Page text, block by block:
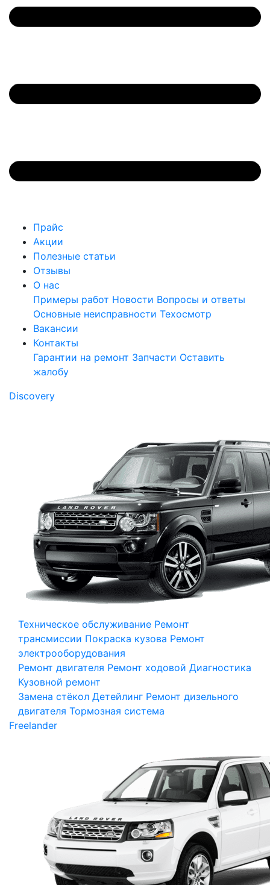
Прайс
Акции
Полезные статьи
Отзывы
О нас
Примеры работ Новости Вопросы и ответы
Основные неисправности Техосмотр
Вакансии
Контакты
Гарантии на ремонт Запчасти Оставить
жалобу
Discovery
Техническое обслуживание Ремонт
трансмиссии Покраска кузова Ремонт
электрооборудования
Ремонт двигателя Ремонт ходовой Диагностика
Кузовной ремонт
Замена стёкол Детейлинг Ремонт дизельного
двигателя Тормозная система
Freelander